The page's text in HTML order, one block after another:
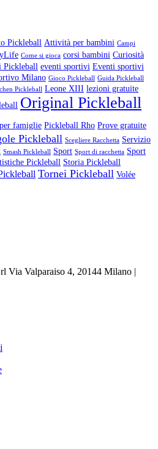
Pickleball Attività per bambini Campi
Come si gioca corsi bambini Curiosità
Pickleball eventi sportivi Eventi sportivi
Milano Gioco Pickleball Guida Pickleball
Pickleball Leone XIII lezioni gratuite
Original Pickleball
famiglie Pickleball Rho Prove gratuite
Pickleball Scegliere Racchetta Servizio
Smash Pickleball Sport Sport di racchetta Sport
Pickleball Storia Pickleball
Tornei Pickleball Volée
Via Valparaiso 4, 20144 Milano |